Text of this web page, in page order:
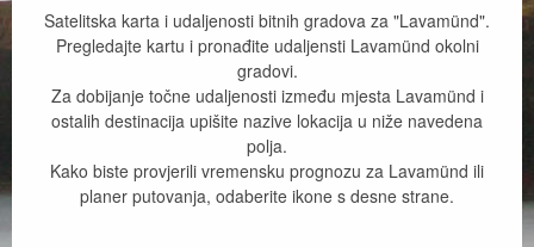
Satelitska karta i udaljenosti bitnih gradova za "Lavamünd".
Pregledajte kartu i pronađite udaljensti Lavamünd okolni
gradovi.
Za dobijanje točne udaljenosti između mjesta Lavamünd i
ostalih destinacija upišite nazive lokacija u niže navedena
polja.
Kako biste provjerili vremensku prognozu za Lavamünd ili
planer putovanja, odaberite ikone s desne strane.